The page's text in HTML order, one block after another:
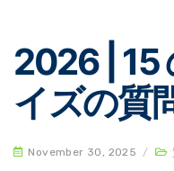
2026 | 15
イズの質
November 30, 2025 /